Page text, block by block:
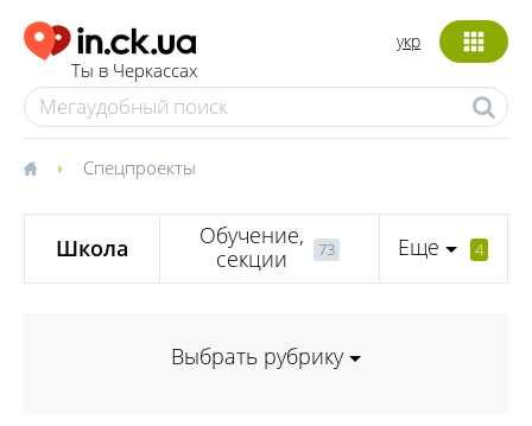
Ты в Черкассах
укр
Спецпроекты
Школа
Обучение,
секции
73 Еще 4
Выбрать рубрику